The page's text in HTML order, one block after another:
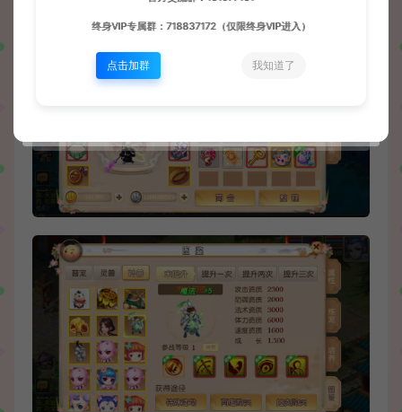
终身VIP专属群：718837172（仅限终身VIP进入）
点击加群 我知道了